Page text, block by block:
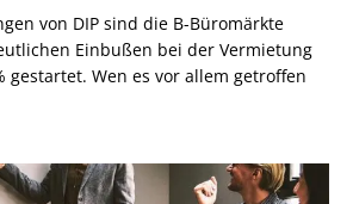
von DIP sind die B-Büromärkte
Einbußen bei der Vermietung
gestartet. Wen es vor allem getroffen